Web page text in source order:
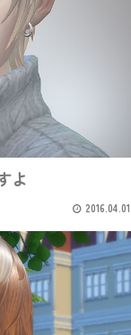
よ
2016.04.01